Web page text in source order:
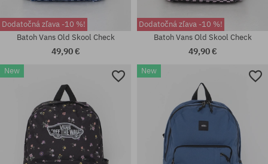
Dostupné veľkosti:
41; 42; 42.5; 44; 44.5; 45; 46
univerzálna veľkosť
Dodatočná zľava -10 %!
Batoh Vans Old Skool Check
49,90 €
Dodatočná zľava -10 %!
Batoh Vans Old Skool Check
49,90 €
New New